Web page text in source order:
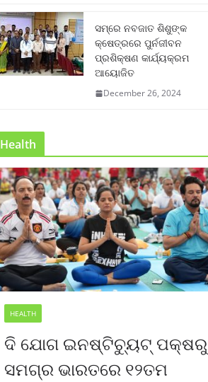
ସମ୍‌ରେ ନବଜାତ ଶିଶୁଙ୍କ
କ୍ଷେତ୍ରରେ ପୁର୍ନଜୀବନ
ପ୍ରଶିକ୍ଷଣ କାର୍ଯ୍ୟକ୍ରମ
ଆୟୋଜିତ
December 26, 2024
Health
HEALTH
ଦି ଯୋଗ ଇନଷ୍ଟିଚ୍ୟୁଟ୍ ପକ୍ଷରୁ
ସମଗ୍ର ଭାରତରେ ୧୨ତମ